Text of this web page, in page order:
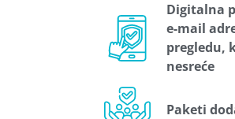
Digitalna
e-mail
pregledu,
nesreće
Paketi